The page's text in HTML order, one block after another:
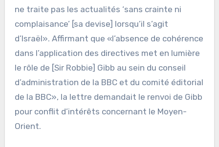
ne traite pas les actualités ‘sans crainte ni
complaisance’ [sa devise] lorsqu’il s’agit
d’Israël». Affirmant que «l’absence de cohérence
dans l’application des directives met en lumière
le rôle de [Sir Robbie] Gibb au sein du conseil
d’administration de la BBC et du comité éditorial
de la BBC», la lettre demandait le renvoi de Gibb
pour conflit d’intérêts concernant le Moyen-
Orient.